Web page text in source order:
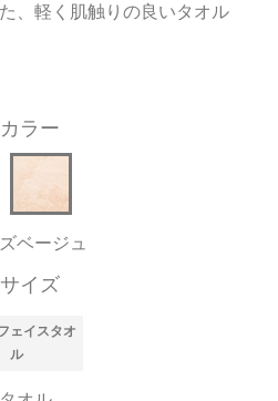
問い合わせ
、軽く肌触りの良いタオル
カラー
ベージュ
サイズ
ェイスタオ
ル